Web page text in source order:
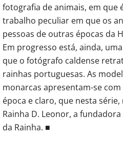
fotografia de animais, em que
trabalho peculiar em que os
pessoas de outras épocas da
Em progresso está, ainda,
que o fotógrafo caldense
rainhas portuguesas. As
monarcas apresentam-se
época e claro, que nesta
Rainha D. Leonor, a
da Rainha. ■